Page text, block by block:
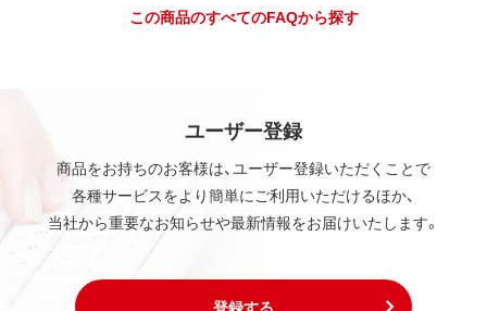
この商品のすべてのFAQから探す
ユーザー登録
商品をお持ちのお客様は、ユーザー登録いただくことで
各種サービスをより簡単にご利用いただけるほか、
当社から重要なお知らせや最新情報をお届けいたします。
登録する